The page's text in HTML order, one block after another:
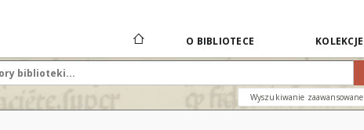
O BIBLIOTECE KOLEKCJE
Wyszukiwanie zaawansowane